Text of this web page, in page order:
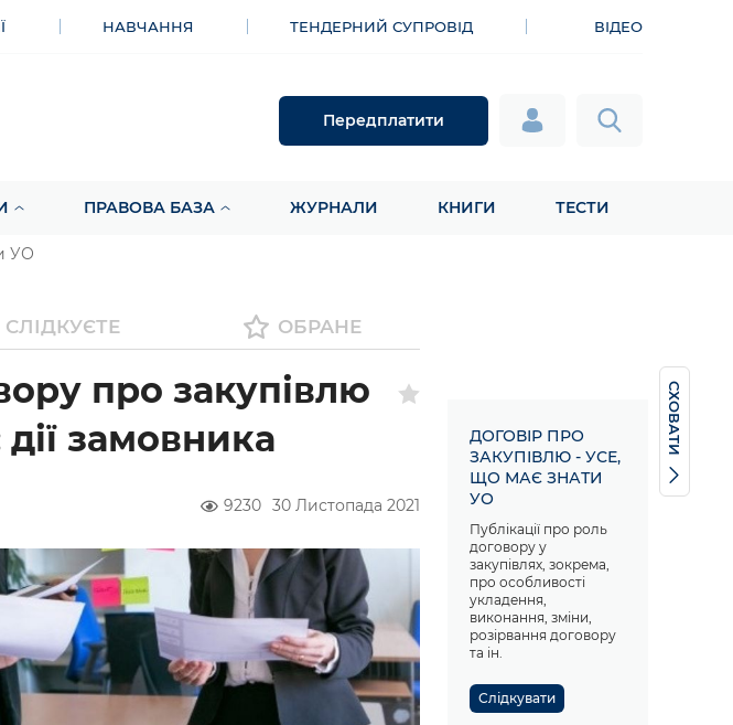
НАВЧАННЯ ТЕНДЕРНИЙ СУПРОВІД ВІДЕО
Передплатити
ПРАВОВА БАЗА ЖУРНАЛИ КНИГИ ТЕСТИ
УО
СЛІДКУЄТЕ ОБРАНЕ
про закупівлю
замовника
9230 30 Листопада 2021
ДОГОВІР ПРО
ЗАКУПІВЛЮ - УСЕ,
ЩО МАЄ ЗНАТИ
УО
Публікації про роль
договору у
закупівлях, зокрема,
про особливості
укладення,
виконання, зміни,
розірвання договору
та ін.
Слідкувати
СХОВАТИ